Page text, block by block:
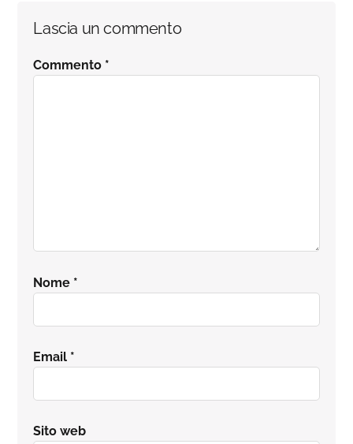
Interazioni
del
Lascia un commento
Commento *
Nome *
Email *
Sito web